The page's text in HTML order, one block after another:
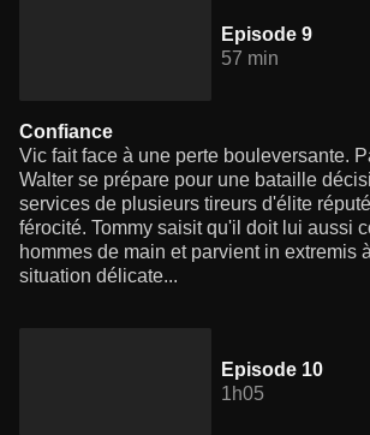
Episode 9
57 min
Confiance
Vic fait face à une perte bouleversante.
Walter se prépare pour une bataille
services de plusieurs tireurs d'élite
férocité. Tommy saisit qu'il doit lui aussi
hommes de main et parvient in extremis
situation délicate...
Episode 10
1h05